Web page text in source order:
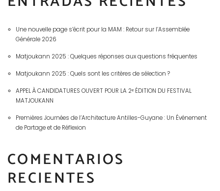
Une nouvelle page s’écrit pour la MAM : Retour sur l’Assemblée
Générale 2026
Matjoukann 2025 : Quelques réponses aux questions fréquentes
Matjoukann 2025 : Quels sont les critères de sélection ?
APPEL À CANDIDATURES OUVERT POUR LA 2ᵉ ÉDITION DU FESTIVAL
MATJOUKANN
Premières Journées de l’Architecture Antilles-Guyane : Un Événement
de Partage et de Réflexion
COMENTARIOS
RECIENTES